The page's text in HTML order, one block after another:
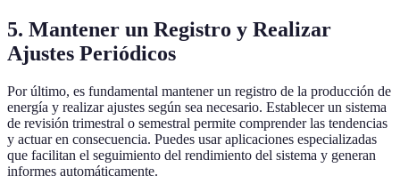
5. Mantener un Registro y Realizar
Ajustes Periódicos
Por último, es fundamental mantener un registro de la producción de
energía y realizar ajustes según sea necesario. Establecer un sistema
de revisión trimestral o semestral permite comprender las tendencias
y actuar en consecuencia. Puedes usar aplicaciones especializadas
que facilitan el seguimiento del rendimiento del sistema y generan
informes automáticamente.